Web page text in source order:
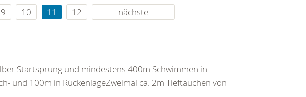
9 10 11 12 nächste
Startsprung und mindestens 400m Schwimmen in
und 100m in RückenlageZweimal ca. 2m Tieftauchen von